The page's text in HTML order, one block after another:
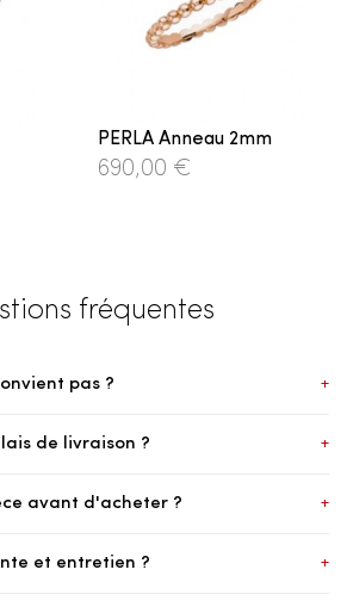
PERLA Anneau 2mm
690,00 €
fréquentes
pas ? +
de livraison ? +
avant d'acheter ? +
et entretien ? +